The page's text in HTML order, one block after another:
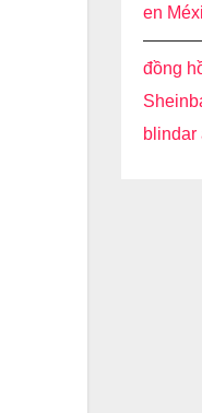
en
đồng
blindar